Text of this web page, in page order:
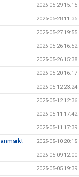
2025-05-29 15:15
2025-05-28 11:35
2025-05-27 19:55
2025-05-26 16:52
2025-05-26 15:38
2025-05-20 16:17
2025-05-12 23:24
2025-05-12 12:36
2025-05-11 17:42
2025-05-11 17:39
2025-05-10 20:15
2025-05-09 12:00
2025-05-05 19:39